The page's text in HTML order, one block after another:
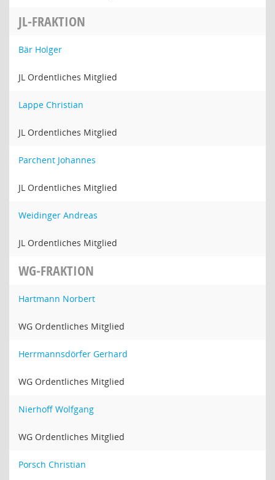
JL-FRAKTION
Bär Holger
JL Ordentliches Mitglied
Lappe Christian
JL Ordentliches Mitglied
Parchent Johannes
JL Ordentliches Mitglied
Weidinger Andreas
JL Ordentliches Mitglied
WG-FRAKTION
Hartmann Norbert
WG Ordentliches Mitglied
Herrmannsdörfer Gerhard
WG Ordentliches Mitglied
Nierhoff Wolfgang
WG Ordentliches Mitglied
Porsch Christian